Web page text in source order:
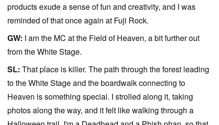
products exude a sense of fun and creativity, and I was
reminded of that once again at Fuji Rock.
GW: I am the MC at the Field of Heaven, a bit further out
from the White Stage.
SL: That place is killer. The path through the forest leading
to the White Stage and the boardwalk connecting to
Heaven is something special. I strolled along it, taking
photos along the way, and it felt like walking through a